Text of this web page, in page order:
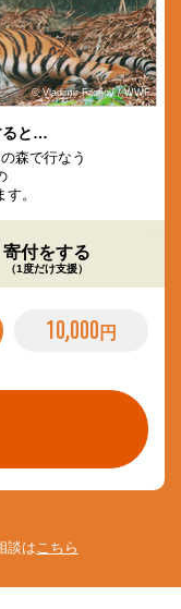
© Vladimir Filonov / WWF
ると…
森で行なう
。
寄付をする
（1度だけ支援）
10,000 円
談はこちら